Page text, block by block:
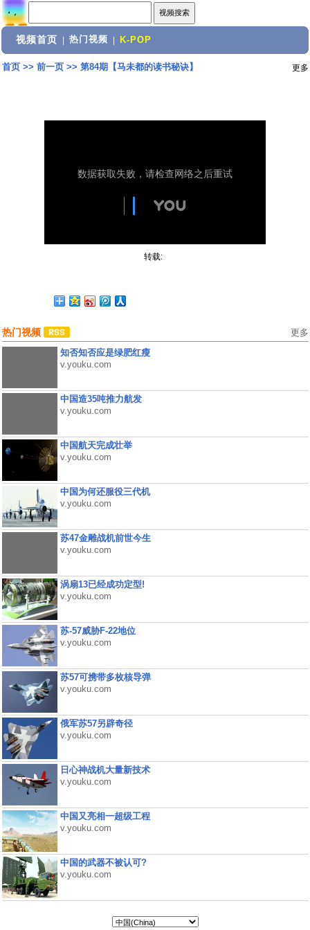
视频首页 热门视频 K-POP
首页>> 前一页>> 第84期【马未都的读书秘诀】 更多
转载:
热门视频 更多
知否知否应是绿肥红瘦
v.youku.com
中国造35吨推力航发
v.youku.com
中国航天完成壮举
v.youku.com
中国为何还服役三代机
v.youku.com
苏47金雕战机前世今生
v.youku.com
涡扇13已经成功定型!
v.youku.com
苏-57威胁F-22地位
v.youku.com
苏57可携带多枚核导弹
v.youku.com
俄军苏57另辟奇径
v.youku.com
日心神战机大量新技术
v.youku.com
中国又亮相一超级工程
v.youku.com
中国的武器不被认可?
v.youku.com